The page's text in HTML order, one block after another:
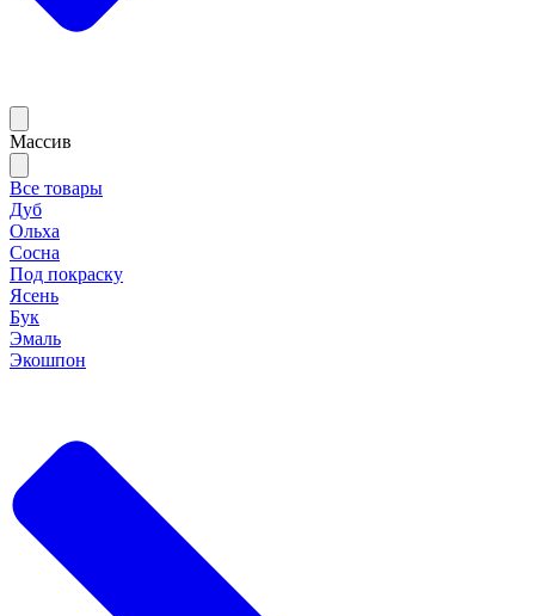
Массив
Все товары
Дуб
Ольха
Сосна
Под покраску
Ясень
Бук
Эмаль
Экошпон